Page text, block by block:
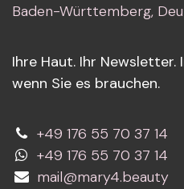
Baden-Württemberg,
Ihre Haut. Ihr Newsletter.
wenn Sie es brauchen.
+49 176 55 70 37 14
+49 176 55 70 37 14
mail@mary4.beauty